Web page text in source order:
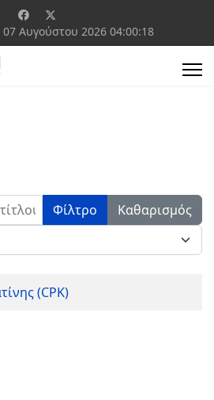
Αυγούστου 2026 04:00:18
Φίλτρο
Καθαρισμός
(CPK)